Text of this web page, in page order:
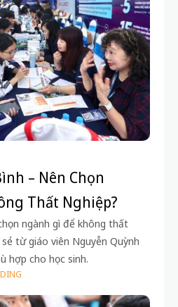
– Nên Chọn
Thất Nghiệp?
ngành gì để không thất
từ giáo viên Nguyễn Quỳnh
hợp cho học sinh.